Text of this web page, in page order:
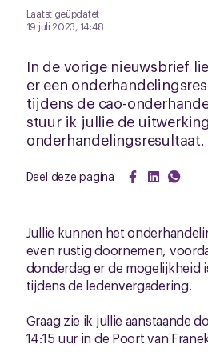
Laatst geüpdatet
19 juli 2023, 14:48
In de vorige nieuwsbrief
er een
tijdens de cao-
stuur ik jullie de
onderhandelingsresultaat.
Deel deze pagina
Jullie kunnen het
even rustig doornemen,
donderdag er de mogelijkheid
tijdens de ledenvergadering.
Graag zie ik jullie aanstaande
14:15 uur in de Poort van